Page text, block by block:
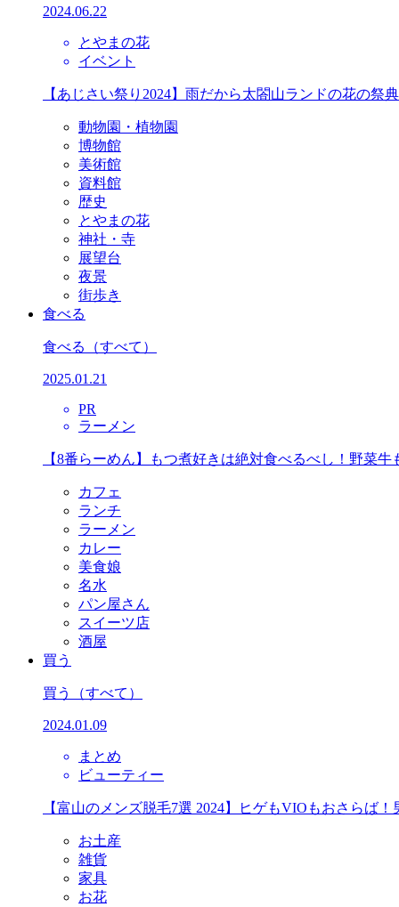
2024.06.22
とやまの花
イベント
【あじさい祭り2024】雨だから太閤山ランドの花の祭
動物園・植物園
博物館
美術館
資料館
歴史
とやまの花
神社・寺
展望台
夜景
街歩き
食べる
食べる （すべて）
2025.01.21
PR
ラーメン
【8番らーめん】もつ煮好きは絶対食べるべし！野菜
カフェ
ランチ
ラーメン
カレー
美食娘
名水
パン屋さん
スイーツ店
酒屋
買う
買う （すべて）
2024.01.09
まとめ
ビューティー
【富山のメンズ脱毛7選 2024】ヒゲもVIOもおさらば
お土産
雑貨
家具
お花